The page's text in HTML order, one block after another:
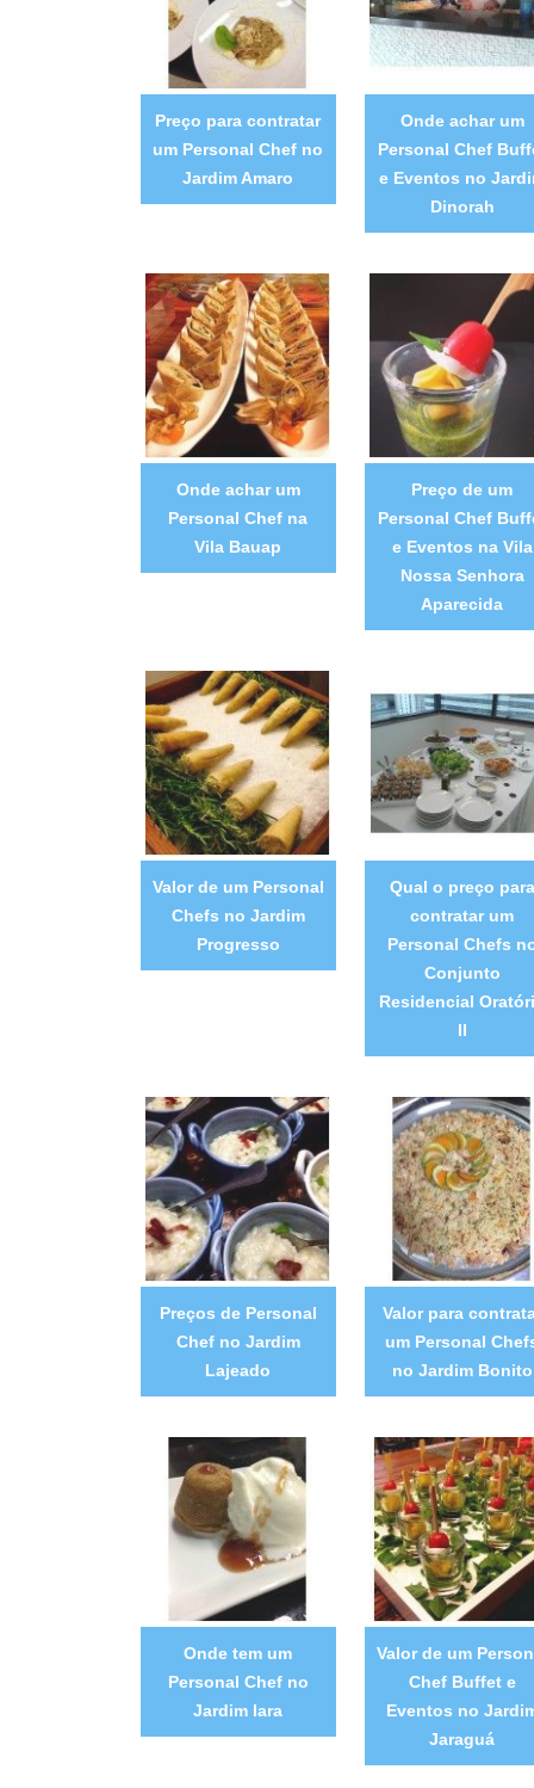
Preço para contratar
um Personal Chef no
Jardim Amaro
Onde achar um
Personal Chef
e Eventos no
Dinorah
Onde achar um
Personal Chef na
Vila Bauap
Preço de um
Personal Chef
e Eventos na Vila
Nossa Senhora
Aparecida
Valor de um Personal
Chefs no Jardim
Progresso
Qual o preço para
contratar um
Personal Chefs
Conjunto
Residencial
II
Preços de Personal
Chef no Jardim
Lajeado
Valor para
um Personal
no Jardim Bonito
Onde tem um
Personal Chef no
Jardim Iara
Valor de um
Chef Buffet e
Eventos no
Jaraguá